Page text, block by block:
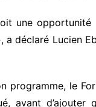
une
déclaré Lucien
le
avant